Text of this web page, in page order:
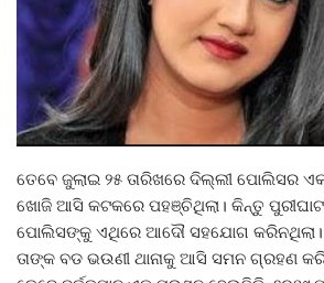
ତେବେ ଜୁଲାଇ ୨୫ ତାରିଖରେ ଦିଲ୍ଲୀ ପୋଲିସର
ଖୋଜି ଆସି କଟକରେ ପହଞ୍ଚିଥିଲା। କିନ୍ତୁ
ପୋଲିସଙ୍କୁ ଏଥିରେ ଆଦୌ ସହଯୋଗ କରିନଥିଲା।
ତାଙ୍କ ବଡ ଭଉଣୀ ଥାନାକୁ ଆସି ସମନ ଗ୍ରହଣ